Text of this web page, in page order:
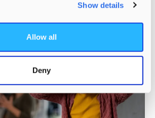
Show details
Allow all
Deny